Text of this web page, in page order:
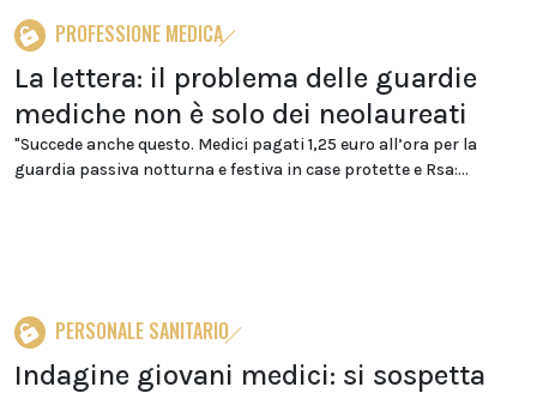
PROFESSIONE MEDICA
La lettera: il problema delle guardie
mediche non è solo dei neolaureati
"Succede anche questo. Medici pagati 1,25 euro all’ora per la
guardia passiva notturna e festiva in case protette e Rsa:...
PERSONALE SANITARIO
Indagine giovani medici: si sospetta